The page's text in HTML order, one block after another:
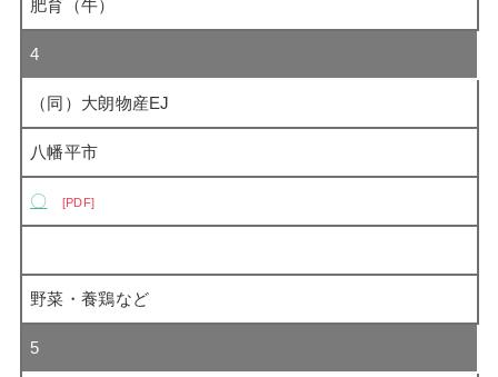
肥育（牛）
4
（同）大朗物産EJ
八幡平市
〇 PDF
野菜・養鶏など
5